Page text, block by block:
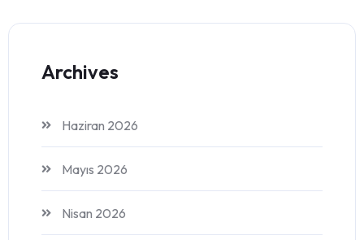
Archives
Haziran 2026
Mayıs 2026
Nisan 2026